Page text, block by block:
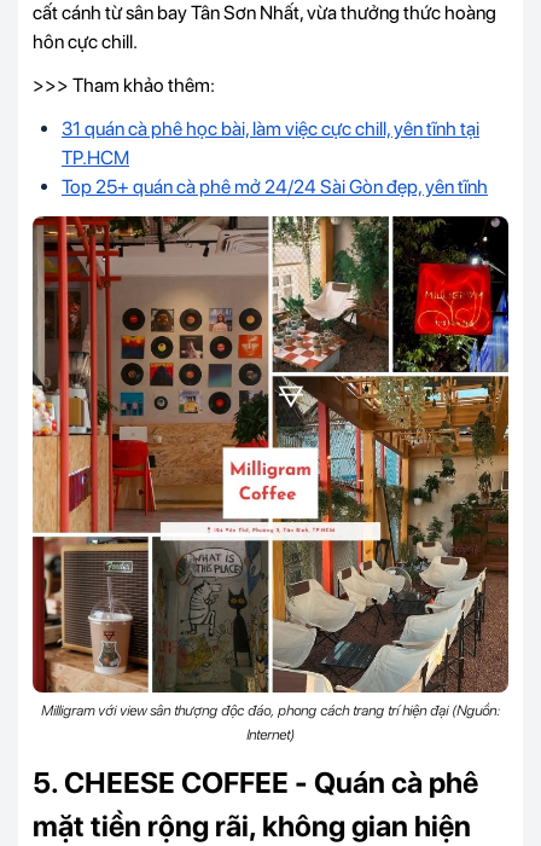
cất cánh từ sân bay Tân Sơn Nhất, vừa thưởng thức hoàng
hôn cực chill.
>>> Tham khảo thêm:
31 quán cà phê học bài, làm việc cực chill, yên tĩnh tại
TP.HCM
Top 25+ quán cà phê mở 24/24 Sài Gòn đẹp, yên tĩnh
Milligram với view sân thượng độc đáo, phong cách trang trí hiện đại (Nguồn:
Internet)
5. CHEESE COFFEE - Quán cà phê
mặt tiền rộng rãi, không gian hiện